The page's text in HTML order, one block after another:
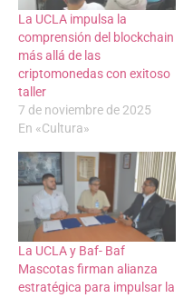
La UCLA impulsa la
comprensión del blockchain
más allá de las
criptomonedas con exitoso
taller
7 de noviembre de 2025
En «Cultura»
La UCLA y Baf- Baf
Mascotas firman alianza
estratégica para impulsar la